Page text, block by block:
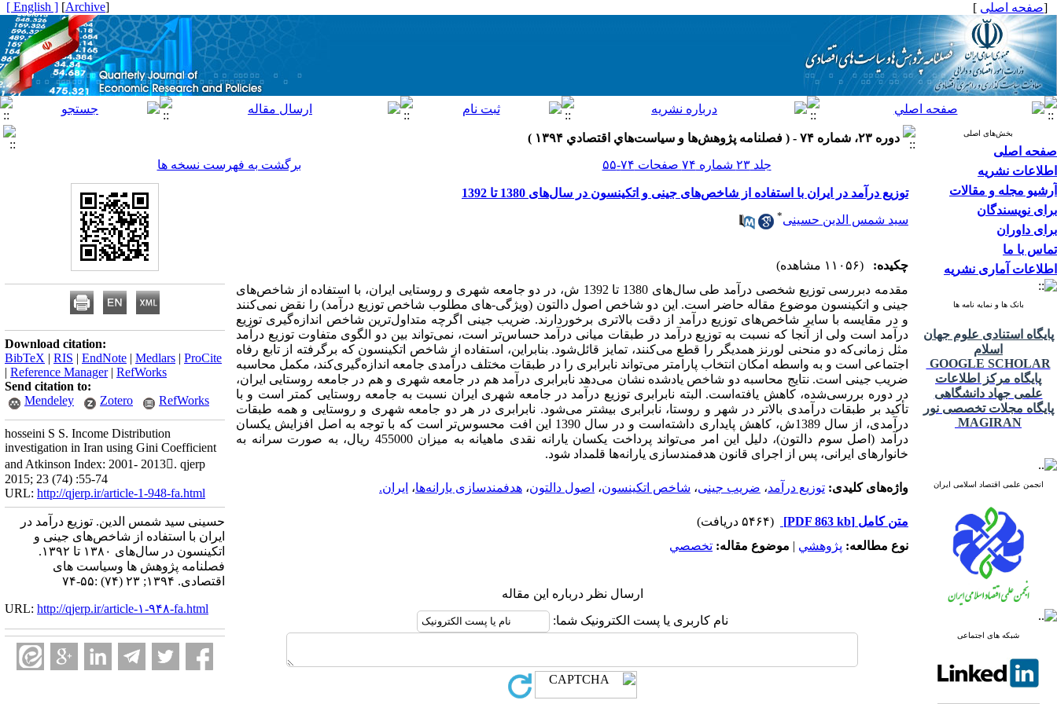
[صفحه اصلی ]
[
Archive
]
[ English ]
بخش‌های اصلی
صفحه اصلی
اطلاعات نشریه
آرشیو مجله و مقالات
برای نویسندگان
برای داوران
تماس با ما
اطلاعات آماری نشریه
بانک ها و نمایه نامه ها
پایگاه استنادی علوم جهان
اسلام
GOOGLE SCHOLAR
پایگاه مرکز اطلاعات
علمی جهاد دانشگاهی
پایگاه مجلات تخصصی نور
MAGIRAN
انجمن علمی اقتصاد اسلامی ایران
شبکه های اجتماعی
دوره ۲۳، شماره ۷۴ - ( فصلنامه پژوهش‌ها و سياست‌هاي اقتصادي ۱۳۹۴ )
جلد ۲۳ شماره ۷۴ صفحات ۷۴-۵۵
برگشت به فهرست نسخه ها
توزیع درآمد در ایران با استفاده از شاخص‌های جینی و اتکینسون در سال‌های 1380 تا 1392
سید شمس الدین حسینی*
چکیده:
(۱۱۰۵۶ مشاهده)
مقدمه دبررسی توزیع شخصی درآمد طی سال‌های 1380 تا 1392 ش، در دو جامعه شهری و روستایی ایران، با استفاده از شاخص‌های
جینی و اتکینسون موضوع مقاله حاضر است. این دو شاخص اصول دالتون (ویژگی-های مطلوب شاخص توزیع درآمد) را نقض نمی‌کنند
و در مقایسه با سایر شاخص‌های توزیع درآمد از دقت بالاتری برخوردارند. ضریب جینی اگرچه متداول‌ترین شاخص اندازه‌گیری توزیع
درآمد است ولی از آنجا که نسبت به توزیع درآمد در طبقات میانی درآمد حساس‌تر است، نمی‌تواند بین دو الگوی متفاوت توزیع درآمد
مثل زمانی‌که دو منحنی لورنز همدیگر را قطع می‌کنند، تمایز قائل‌شود. بنابراین، استفاده از شاخص اتکینسون که برگرفته از تابع رفاه
اجتماعی است و به واسطه امکان انتخاب پارامتر می‌تواند نابرابری را در طبقات مختلف درآمدی جامعه اندازه‌گیری‌کند، مکمل محاسبه
ضریب جینی است. نتایج محاسبه دو شاخص یادشده نشان می‌دهد نابرابری درآمد هم در جامعه شهری و هم در جامعه روستایی ایران،
در دوره بررسی‌شده، کاهش یافته‌است. البته نابرابری توزیع درآمد در جامعه شهری ایران نسبت به جامعه روستایی کمتر است و با
تأکید بر طبقات درآمدی بالاتر در شهر و روستا، نابرابری بیشتر می‌شود. نابرابری در هر دو جامعه شهری و روستایی و همه طبقات
درآمدی، از سال 1389ش، کاهش پایداری داشته‌است و در سال 1390 این افت محسوس‌تر است که با توجه به اصل افزایش یکسان
درآمد (اصل سوم دالتون)، دلیل این امر می‌تواند پرداخت یکسان یارانه نقدی ماهیانه به میزان 455000 ریال، به صورت سرانه به
خانوارهای ایرانی، پس از اجرای قانون هدفمندسازی یارانه‌ها قلمداد شود.
واژه‌های کلیدی: توزیع درآمد، ضریب جینی، شاخص اتکینسون، اصول دالتون، هدفمندسازی یارانه‌ها، ایران.
متن کامل [PDF 863 kb]
(۵۴۶۴ دریافت)
نوع مطالعه: پژوهشي | موضوع مقاله: تخصصي
ارسال نظر درباره این مقاله
نام کاربری یا پست الکترونیک شما:
Download citation:
BibTeX | RIS | EndNote | Medlars | ProCite
| Reference Manager| RefWorks
Send citation to:
Mendeley
Zotero RefWorks
hosseini S S. Income Distribution
investigation in Iran using Gini Coefficient
and Atkinson Index: 2001- 2013. qjerp
2015; 23 (74) :55-74
URL: http://qjerp.ir/article-1-948-fa.html
حسینی سید شمس الدین. توزیع درآمد در
ایران با استفاده از شاخص‌های جینی و
اتکینسون در سال‌های ۱۳۸۰ تا ۱۳۹۲.
فصلنامه پژوهش ها وسیاست های
اقتصادی. ۱۳۹۴; ۲۳ (۷۴) :۵۵-۷۴
URL: http://qjerp.ir/article-۱-۹۴۸-fa.html